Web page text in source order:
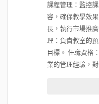
會非
課程管理：監控
容，確保教學效
長，執行市場推
理：負責教室的
目標。 任職資格
業的管理經驗，